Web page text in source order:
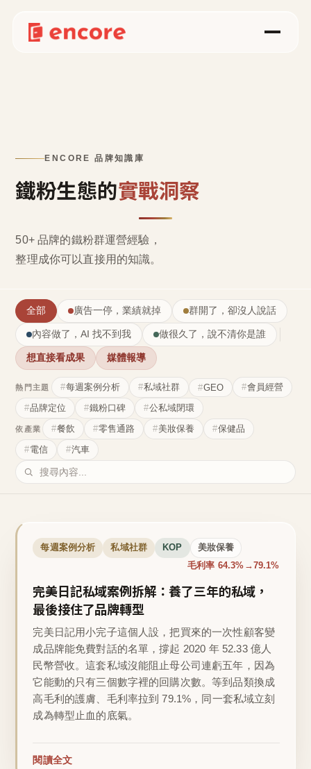
ENCORE 品牌知識庫
鐵粉生態的實戰洞察
50+ 品牌的鐵粉群運營經驗，
整理成你可以直接用的知識。
全部 廣告一停，業績就掉 群開了，卻沒人說話
內容做了，AI 找不到我 做很久了，說不清你是誰
想直接看成果 媒體報導
熱門主題 每週案例分析 私域社群 GEO
會員經營
品牌定位
鐵粉口碑 公私域閉環
依產業 餐飲 零售通路 美妝保養
保健品
電信
汽車
每週案例分析 私域社群 KOP 美妝保養
毛利率 64.3%→79.1%
完美日記私域案例拆解：養了三年的私域，
最後接住了品牌轉型
完美日記用小完子這個人設，把買來的一次性顧客變
成品牌能免費對話的名單，撐起 2020 年 52.33 億人
民幣營收。這套私域沒能阻止母公司連虧五年，因為
它能動的只有三個數字裡的回購次數。等到品類換成
高毛利的護膚、毛利率拉到 79.1%，同一套私域立刻
成為轉型止血的底氣。
閱讀全文